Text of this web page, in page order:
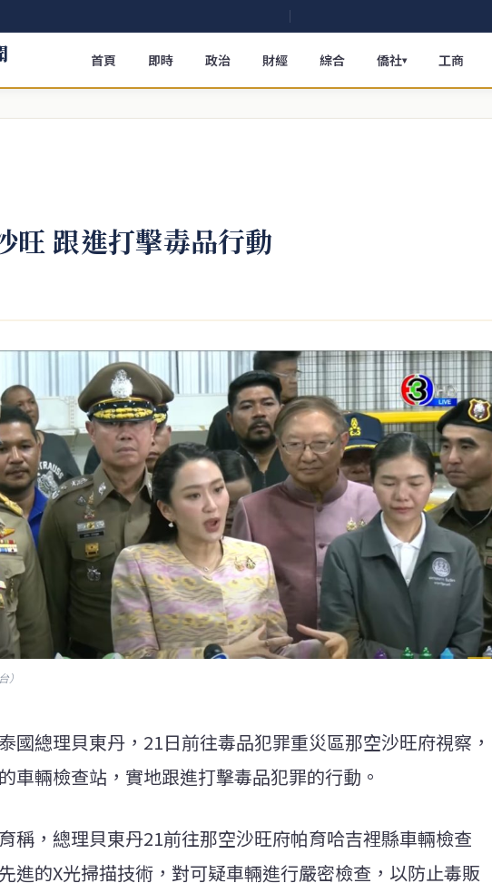
首頁 即時 政治 財經 綜合 僑社▾ 工商
旺 跟進打擊毒品行動
）
國總理貝東丹，21日前往毒品犯罪重災區那空沙旺府視察，
車輛檢查站，實地跟進打擊毒品犯罪的行動。
稱，總理貝東丹21前往那空沙旺府帕育哈吉裡縣車輛檢查
進的X光掃描技術，對可疑車輛進行嚴密檢查，以防止毒販